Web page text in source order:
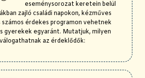
eseménysorozat keretein belül
zajló családi napokon, kézműves
érdekes programon vehetnek
gyerekek egyaránt. Mutatjuk, milyen
az érdeklődők: